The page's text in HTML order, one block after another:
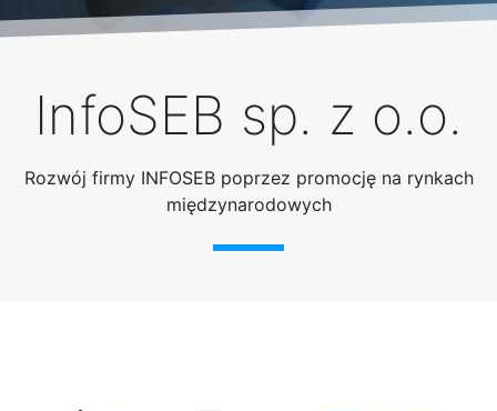
InfoSEB sp. z o.o.
Rozwój firmy INFOSEB poprzez promocję na rynkach
międzynarodowych